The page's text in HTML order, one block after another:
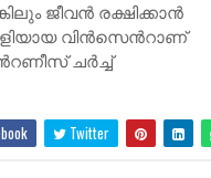
ജീവന്‍ രക്ഷിക്കാന്‍
വിന്‍സെന്‍റാണ്
ചര്‍ച്ച്
Twitter